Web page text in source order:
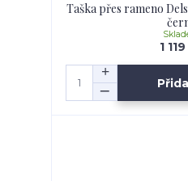
Taška přes rameno
1